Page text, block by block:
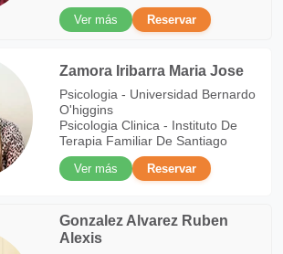
Ver más
Reservar
Zamora Iribarra Maria Jose
Psicologia - Universidad Bernardo
O'higgins
Psicologia Clinica - Instituto De
Terapia Familiar De Santiago
Ver más
Reservar
Gonzalez Alvarez Ruben
Alexis